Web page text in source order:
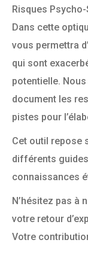
Risques
Dans cette
vous permettra
qui sont
potentielle.
document les
pistes pour
Cet outil repose
différents
connaissances
N’hésitez pas à
votre retour
Votre